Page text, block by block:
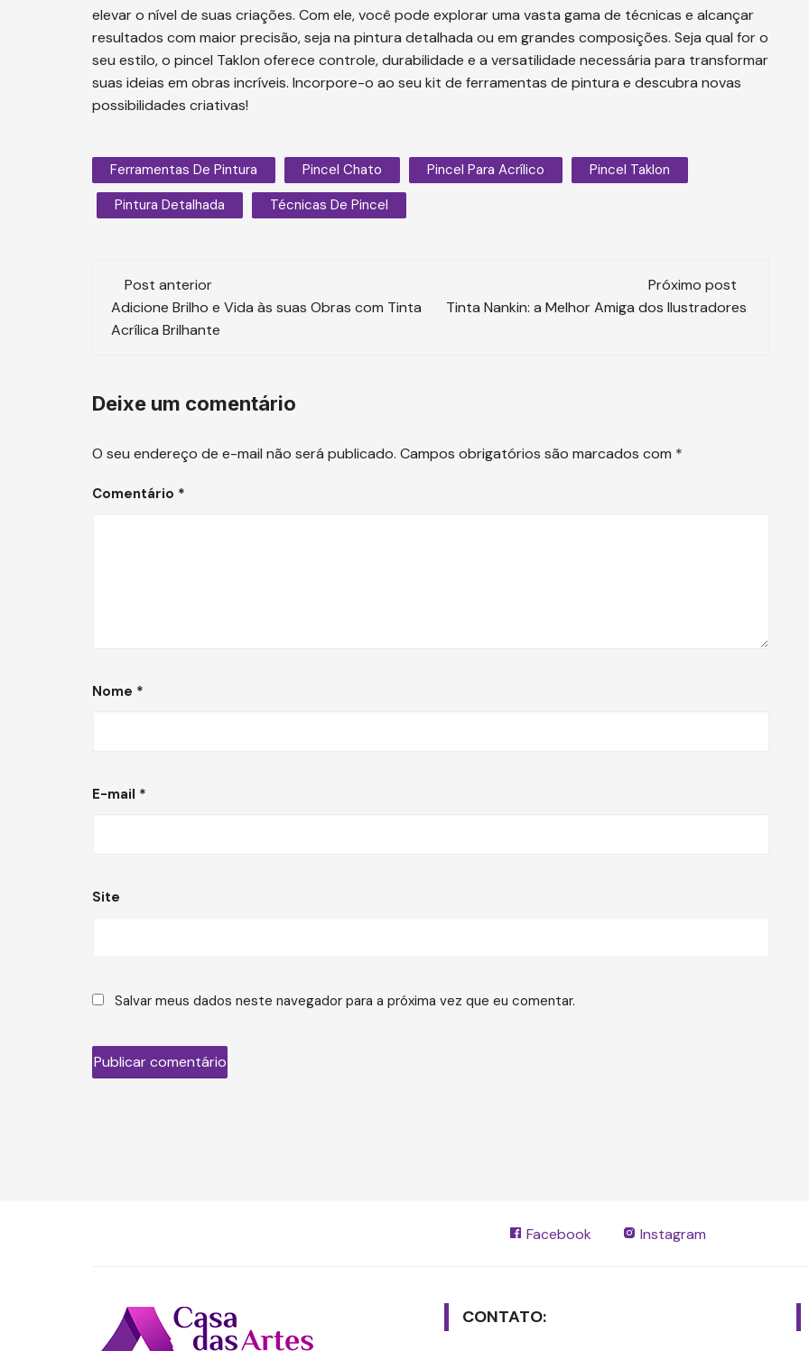
elevar o nível de suas criações. Com ele, você pode explorar uma vasta gama de técnicas e alcançar
resultados com maior precisão, seja na pintura detalhada ou em grandes composições. Seja qual for o
seu estilo, o pincel Taklon oferece controle, durabilidade e a versatilidade necessária para transformar
suas ideias em obras incríveis. Incorpore-o ao seu kit de ferramentas de pintura e descubra novas
possibilidades criativas!
Ferramentas De Pintura Pincel Chato Pincel Para Acrílico
Pincel Taklon
Pintura Detalhada
Técnicas De Pincel
Navegação
de
Post anterior
Adicione Brilho e Vida às suas Obras com Tinta
Acrílica Brilhante
Próximo post
Tinta Nankin: a Melhor Amiga dos Ilustradores
Deixe um comentário
O seu endereço de e-mail não será publicado. Campos obrigatórios são marcados com *
Comentário *
Nome *
E-mail *
Site
Salvar meus dados neste navegador para a próxima vez que eu comentar.
Facebook Instagram
CONTATO: